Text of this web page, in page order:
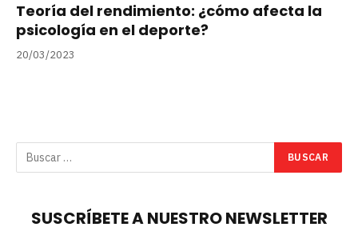
Teoría del rendimiento: ¿cómo afecta la
psicología en el deporte?
20/03/2023
SUSCRÍBETE A NUESTRO NEWSLETTER